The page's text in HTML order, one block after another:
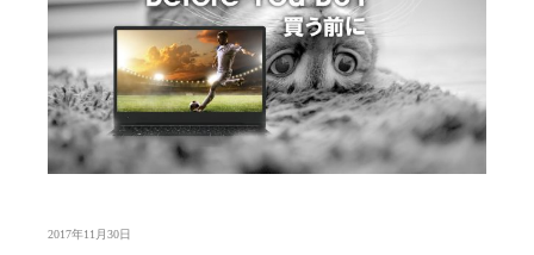
2017年11月30日